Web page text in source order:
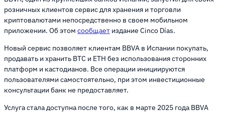
розничных клиентов сервис для хранения и торговли
криптовалютами непосредственно в своем мобильном
приложении. Об этом сообщает издание Cinco Días.
Новый сервис позволяет клиентам BBVA в Испании покупать,
продавать и хранить BTC и ETH без использования сторонних
платформ и кастодианов. Все операции инициируются
пользователями самостоятельно, при этом инвестиционные
консультации банк не предоставляет.
Услуга стала доступна после того, как в марте 2025 года BBVA